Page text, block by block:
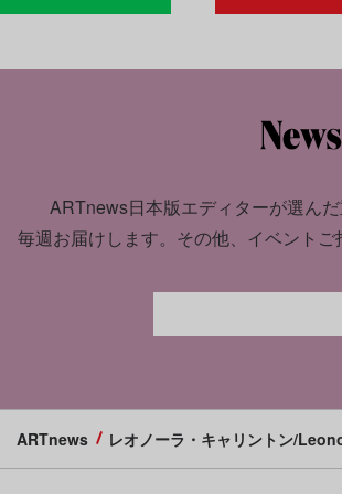
ARTnews日本版エディターが選んだ
毎週お届けします。 その他、イベントご
ARTnews レオノーラ・キャリントン/